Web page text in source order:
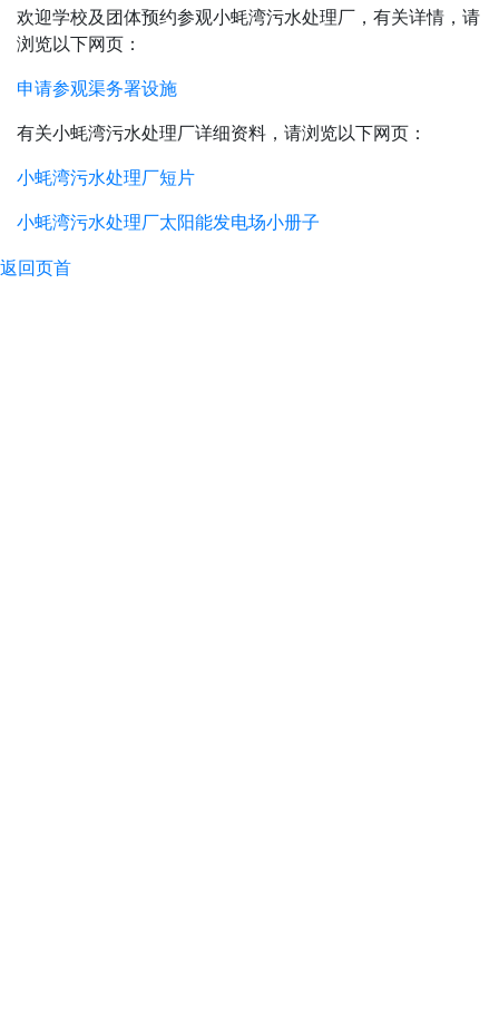
欢迎学校及团体预约参观小蚝湾污水处理厂，有关详情，请
浏览以下网页：
申请参观渠务署设施
有关小蚝湾污水处理厂详细资料，请浏览以下网页：
小蚝湾污水处理厂短片
小蚝湾污水处理厂太阳能发电场小册子
返回页首